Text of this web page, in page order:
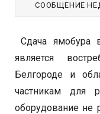
СООБЩЕНИЕ
Сдача ямобура
является
Белгороде и
частникам для
оборудование не